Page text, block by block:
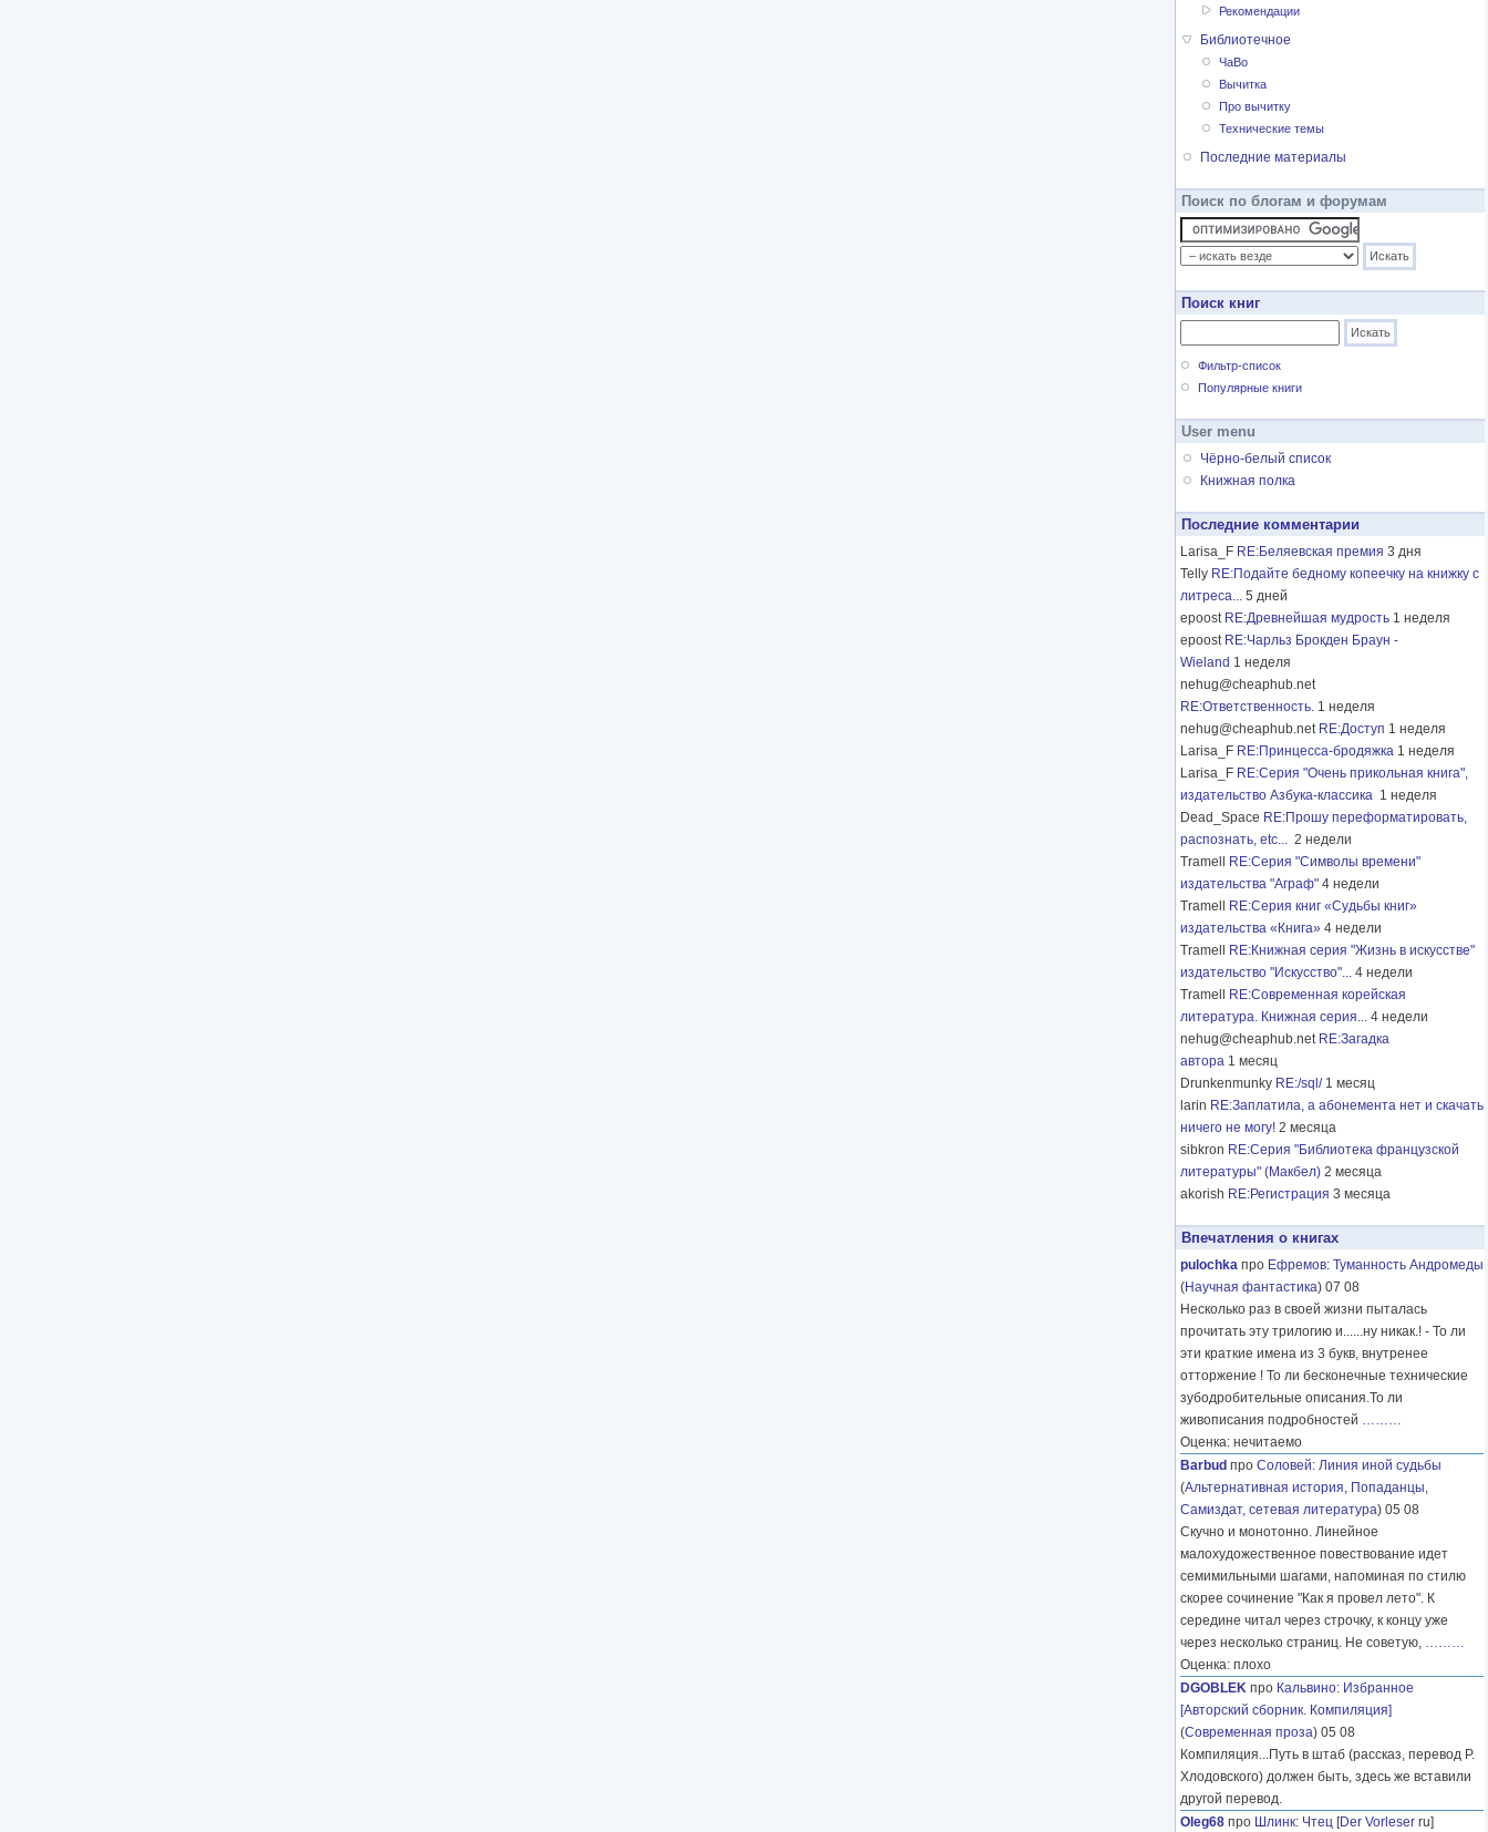
Рекомендации
Библиотечное
ЧаВо
Вычитка
Про вычитку
Технические темы
Последние материалы
Поиск по блогам и форумам
Поиск книг
Фильтр-список
Популярные книги
User menu
Чёрно-белый список
Книжная полка
Последние комментарии
Larisa_F RE:Беляевская премия 3 дня
Telly RE:Подайте бедному копеечку на книжку с
литреса... 5 дней
epoost RE:Древнейшая мудрость 1 неделя
epoost RE:Чарльз Брокден Браун -
Wieland 1 неделя
nehug@cheaphub.net
RE:Ответственность. 1 неделя
nehug@cheaphub.net RE:Доступ 1 неделя
Larisa_F RE:Принцесса-бродяжка 1 неделя
Larisa_F RE:Серия "Очень прикольная книга",
издательство Азбука-классика 1 неделя
Dead_Space RE:Прошу переформатировать,
распознать, etc... 2 недели
Tramell
RE:Серия "Символы времени"
издательства "Аграф" 4 недели
Tramell
RE:Серия книг «Судьбы книг»
издательства «Книга» 4 недели
Tramell
RE:Книжная серия "Жизнь в искусстве"
издательство "Искусство"... 4 недели
Tramell
RE:Современная корейская
литература. Книжная серия... 4 недели
nehug@cheaphub.net RE:Загадка
автора 1 месяц
Drunkenmunky RE:/sql/ 1 месяц
larin RE:Заплатила, а абонемента нет и скачать
ничего не могу! 2 месяца
sibkron RE:Серия "Библиотека французской
литературы" (Макбел) 2 месяца
akorish RE:Регистрация 3 месяца
Впечатления о книгах
pulochka про Ефремов: Туманность Андромеды
(Научная фантастика) 07 08
Несколько раз в своей жизни пыталась
прочитать эту трилогию и......ну никак.! - То ли
эти краткие имена из 3 букв, внутренее
отторжение ! То ли бесконечные технические
зубодробительные описания.То ли
живописания подробностей ………
Оценка: нечитаемо
Barbud про Соловей: Линия иной судьбы
(Альтернативная история, Попаданцы,
Самиздат, сетевая литература) 05 08
Скучно и монотонно. Линейное
малохудожественное повествование идет
семимильными шагами, напоминая по стилю
скорее сочинение "Как я провел лето". К
середине читал через строчку, к концу уже
через несколько страниц. Не советую, ………
Оценка: плохо
DGOBLEK про Кальвино: Избранное
[Авторский сборник. Компиляция]
(Современная проза) 05 08
Компиляция...Путь в штаб (рассказ, перевод Р.
Хлодовского) должен быть, здесь же вставили
другой перевод.
Oleg68 про Шлинк: Чтец [Der Vorleser ru]